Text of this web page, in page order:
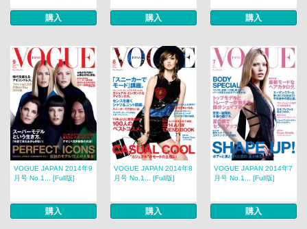
購入 購入 購入
VOGUE JAPAN 2014年9
月号 No.1... [Full版]
購入
VOGUE JAPAN 2014年8
月号 No.1... [Full版]
購入
VOGUE JAPAN 2014年7
月号 No.1... [Full版]
購入